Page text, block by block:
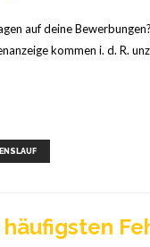
auf deine
kommen i. d. R.